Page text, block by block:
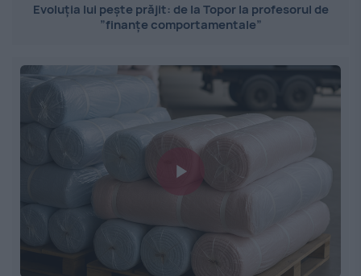
Evoluția lui pește prăjit: de la Topor la profesorul de
”finanțe comportamentale”